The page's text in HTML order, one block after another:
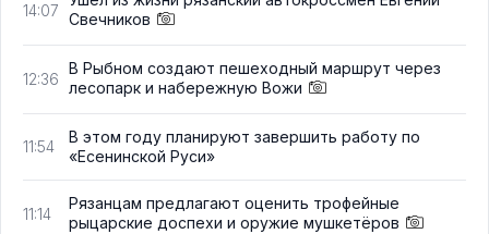
14:07
Свечников
12:36
В Рыбном создают пешеходный маршрут через
лесопарк и набережную Вожи
11:54
В этом году планируют завершить работу по
«Есенинской Руси»
11:14
Рязанцам предлагают оценить трофейные
рыцарские доспехи и оружие мушкетёров